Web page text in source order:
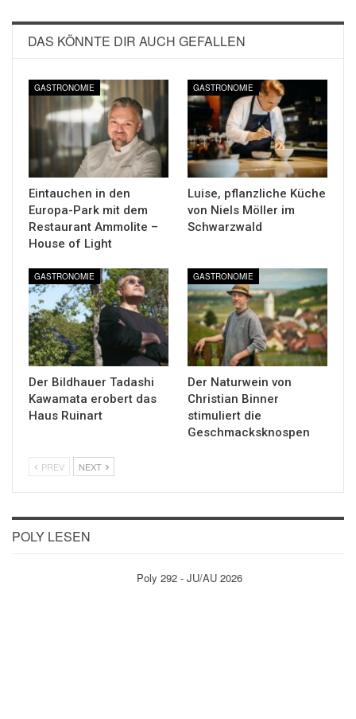
DAS KÖNNTE DIR AUCH GEFALLEN
GASTRONOMIE
Eintauchen in den
Europa-Park mit dem
Restaurant Ammolite –
House of Light
GASTRONOMIE
Luise, pflanzliche Küche
von Niels Möller im
Schwarzwald
GASTRONOMIE
Der Bildhauer Tadashi
Kawamata erobert das
Haus Ruinart
GASTRONOMIE
Der Naturwein von
Christian Binner
stimuliert die
Geschmacksknospen
PREV NEXT
POLY LESEN
Poly 292 - JU/AU 2026